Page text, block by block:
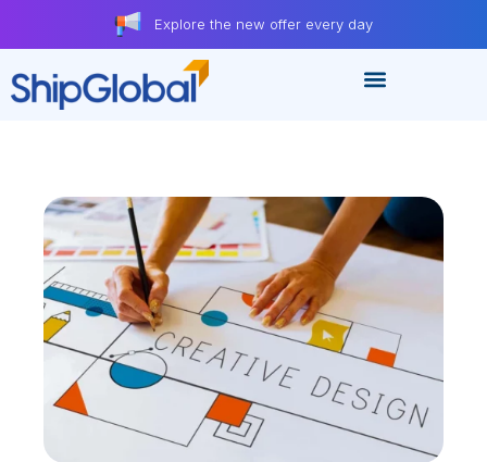
Explore the new offer every day